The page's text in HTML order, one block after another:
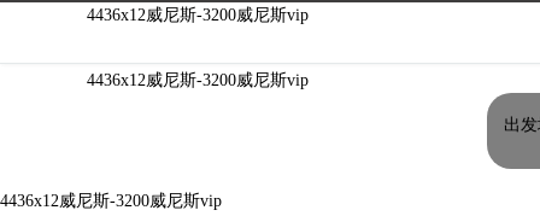
韶关火车站时刻表|韶关火车站列车时刻表 -
4436x12威尼斯-3200威尼斯vip
4436x12威尼斯-3200威尼斯vip
出
4436x12威尼斯-3200威尼斯vip